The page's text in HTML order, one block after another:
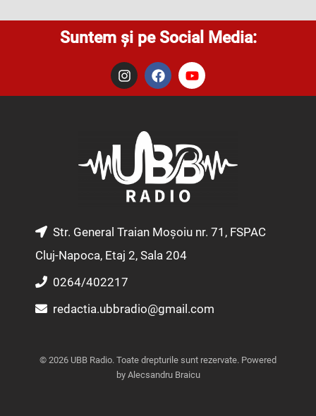
Suntem și pe Social Media:
I
n
s
m
F
a
c
o
k
Y
o
u
e
Str. General Traian Moșoiu nr. 71, FSPAC
Cluj-Napoca, Etaj 2, Sala 204
0264/402217
redactia.ubbradio@gmail.com
© 2026 UBB Radio. Toate drepturile sunt rezervate. Powered
by Alecsandru Braicu